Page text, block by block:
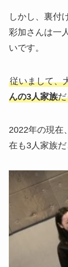
しかし、裏付
彩加さんは一
いです。
従いまして、
んの3人家族
2022年の現在
在も3人家族だ